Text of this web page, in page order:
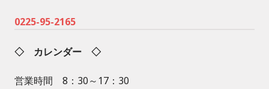
0225-95-2165
◇ カレンダー ◇
営業時間 8：30～17：30